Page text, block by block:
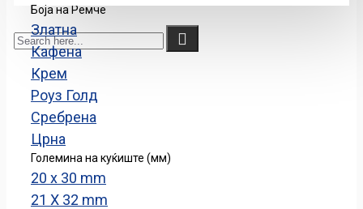
Боја на Ремче
Златна
Кафенa
Крем
Роуз Голд
Сребрена
Црна
Големина на куќиште (мм)
20 x 30 mm
21 X 32 mm